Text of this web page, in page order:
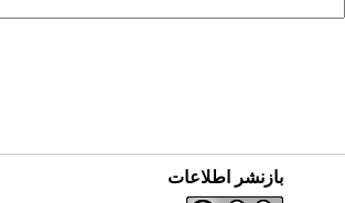
بازنشر اطلاعات